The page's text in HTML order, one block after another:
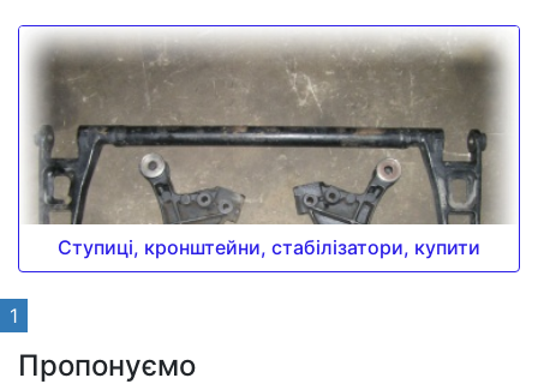
Ступиці, кронштейни, стабілізатори, купити
1
Пропонуємо